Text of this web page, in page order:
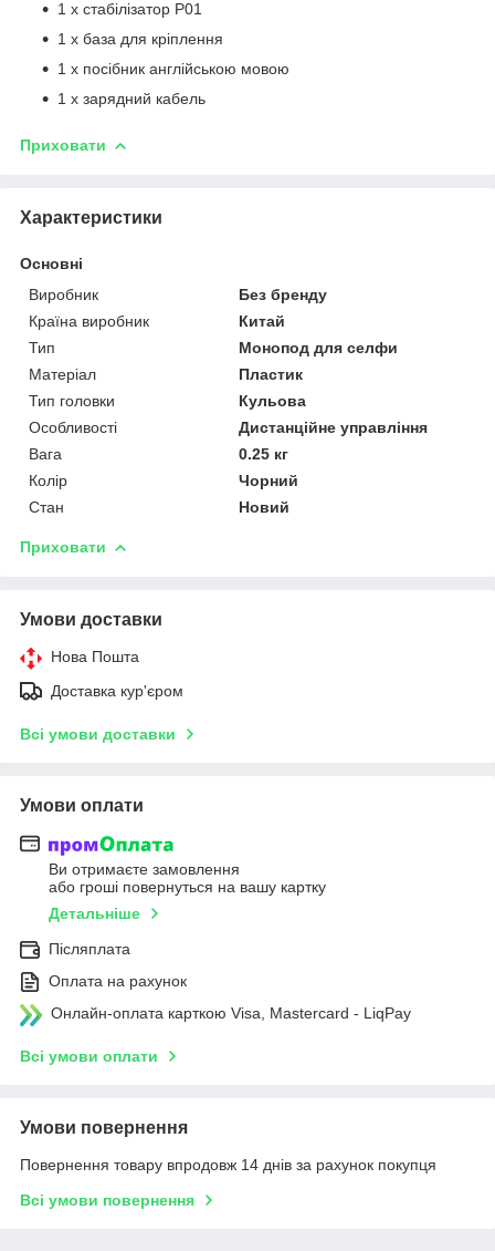
1 х стабілізатор Р01
1 x база для кріплення
1 х посібник англійською мовою
1 х зарядний кабель
Приховати
Характеристики
Основні
Виробник
Без бренду
Країна виробник
Китай
Тип
Монопод для селфи
Матеріал
Пластик
Тип головки
Кульова
Особливості
Дистанційне управління
Вага
0.25 кг
Колір
Чорний
Стан
Новий
Приховати
Умови доставки
Нова Пошта
Доставка кур'єром
Всі умови доставки
Умови оплати
Ви отримаєте замовлення
або гроші повернуться на вашу картку
Детальніше
Післяплата
Оплата на рахунок
Онлайн-оплата карткою Visa, Mastercard - LiqPay
Всі умови оплати
Умови повернення
Повернення товару впродовж 14 днів за рахунок покупця
Всі умови повернення